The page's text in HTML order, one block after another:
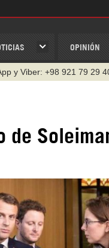
OPINIÓN
y Viber: +98 921 79 29
nexo_latino
c/hispantv
de